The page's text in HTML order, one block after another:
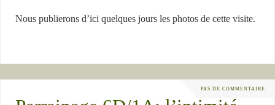
Nous publierons d’ici quelques jours les photos de cette visite.
PAS DE COMMENTAIRE